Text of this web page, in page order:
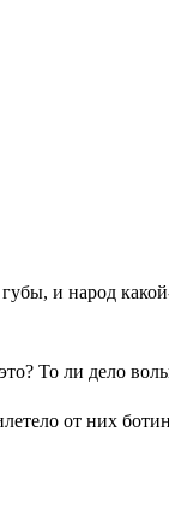
и народ
То ли дело
от них